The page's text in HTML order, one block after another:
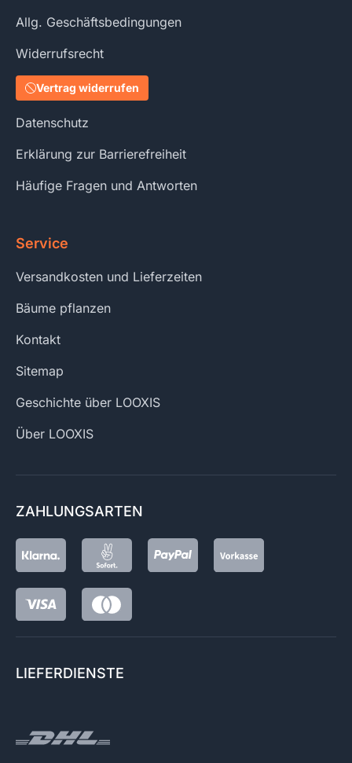
Allg. Geschäftsbedingungen
Widerrufsrecht
Vertrag widerrufen
Datenschutz
Erklärung zur Barrierefreiheit
Häufige Fragen und Antworten
Service
Versandkosten und Lieferzeiten
Bäume pflanzen
Kontakt
Sitemap
Geschichte über LOOXIS
Über LOOXIS
ZAHLUNGSARTEN
LIEFERDIENSTE